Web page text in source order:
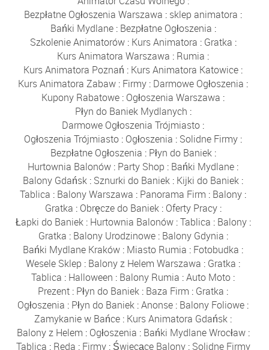
Bezpłatne Ogłoszenia Warszawa : sklep animatora :
Bańki Mydlane: Bezpłatne Ogłoszenia :
Szkolenie Animatorów: Kurs Animatora : Gratka :
Kurs Animatora Warszawa : Rumia :
Kurs Animatora Poznań : Kurs Animatora Katowice :
Kurs Animatora Zabaw : Firmy : Darmowe Ogłoszenia :
Kupony Rabatowe : Ogłoszenia Warszawa :
Płyn do Baniek Mydlanych :
Darmowe Ogłoszenia Trójmiasto :
Ogłoszenia Trójmiasto : Ogłoszenia : Solidne Firmy :
Bezpłatne Ogłoszenia : Płyn do Baniek:
Hurtownia Balonów : Party Shop : Bańki Mydlane :
Balony Gdańsk : Sznurki do Baniek : Kijki do Baniek :
Tablica : Balony Warszawa : Panorama Firm : Balony :
Gratka : Obręcze do Baniek: Oferty Pracy:
Łapki do Baniek: Hurtownia Balonów:Tablica : Balony:
Gratka : Balony Urodzinowe: Balony Gdynia :
Bańki Mydlane Kraków : Miasto Rumia : Fotobudka :
Wesele Sklep : Balony z Helem Warszawa : Gratka :
Tablica : Halloween : Balony Rumia :Auto Moto :
Prezent : Płyn do Baniek : Baza Firm : Gratka :
Ogłoszenia : Płyn do Baniek :Anonse : Balony Foliowe :
Zamykanie w Bańce : Kurs Animatora Gdańsk :
Balony z Helem : Ogłoszenia : Bańki Mydlane Wrocław:
Tablica : Reda : Firmy: Świecące Balony: Solidne Firmy